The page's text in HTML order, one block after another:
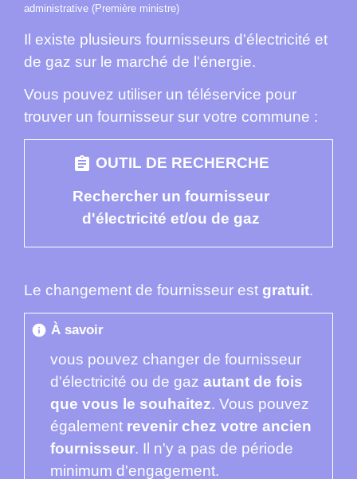
administrative (Première ministre)
Il existe plusieurs fournisseurs d'électricité et
de gaz sur le marché de l'énergie.
Vous pouvez utiliser un téléservice pour
trouver un fournisseur sur votre commune :
assignment OUTIL DE RECHERCHE
Rechercher un fournisseur
d'électricité et/ou de gaz
Le changement de fournisseur est gratuit.
info À savoir
vous pouvez changer de fournisseur
d'électricité ou de gaz autant de fois
que vous le souhaitez. Vous pouvez
également revenir chez votre ancien
fournisseur. Il n'y a pas de période
minimum d'engagement.